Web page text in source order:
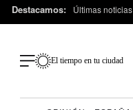
Destacamos: Últimas noticias
El tiempo en tu ciudad